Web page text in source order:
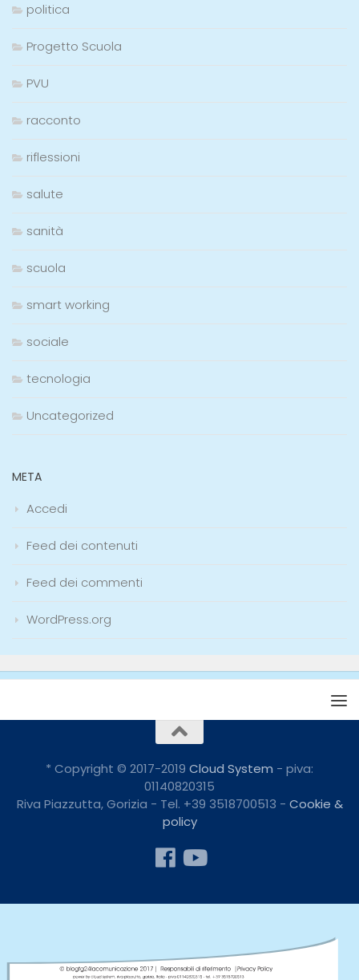
politica
Progetto Scuola
PVU
racconto
riflessioni
salute
sanità
scuola
smart working
sociale
tecnologia
Uncategorized
META
Accedi
Feed dei contenuti
Feed dei commenti
WordPress.org
* Copyright © 2017-2019 Cloud System - piva:
01140820315
Riva Piazzutta, Gorizia - Tel. +39 3518700513 - Cookie &
policy